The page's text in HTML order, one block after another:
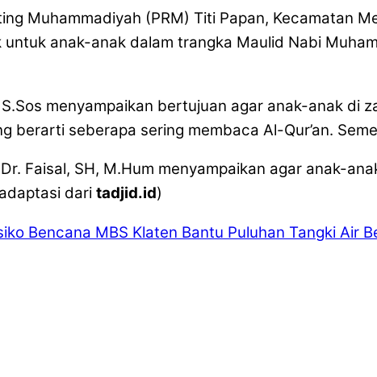
Muhammadiyah (PRM) Titi Papan, Kecamatan
anak-anak dalam trangka Maulid Nabi
menyampaikan bertujuan agar anak-anak di
berarti seberapa sering membaca Al-Qur’an.
Faisal, SH, M.Hum menyampaikan agar anak-
dari tadjid.id)
Bencana MBS Klaten Bantu Puluhan Tangki Air